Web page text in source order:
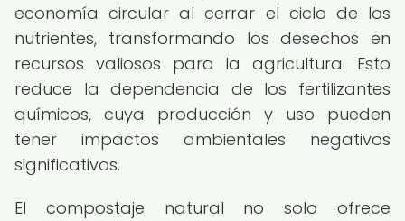
economía circular al cerrar el ciclo de los
nutrientes, transformando los desechos en
recursos valiosos para la agricultura. Esto
reduce la dependencia de los fertilizantes
químicos, cuya producción y uso pueden
tener impactos ambientales negativos
significativos.
El compostaje natural no solo ofrece